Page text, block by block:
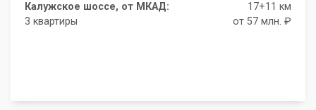
Калужское шоссе, от МКАД:
17+11 км
3 квартиры
от 57 млн. ₽